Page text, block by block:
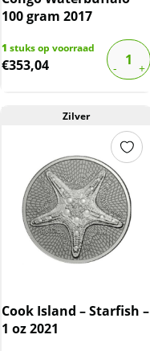
100 gram 2017
1 stuks op voorraad
€353,04
Zilver
Cook Island – Starfish –
1 oz 2021